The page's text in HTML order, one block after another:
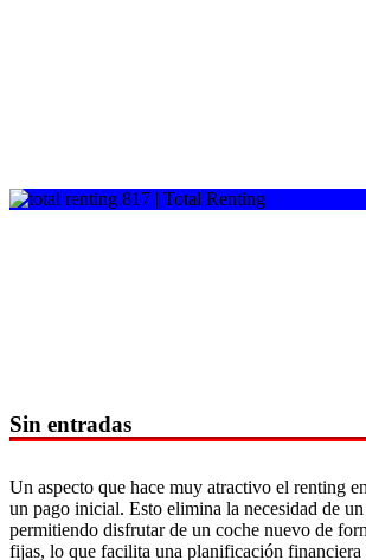
Sin entradas
Un aspecto que hace muy atractivo el renting
un pago inicial. Esto elimina la necesidad de
permitiendo disfrutar de un coche nuevo de
fijas, lo que facilita una planificación financiera